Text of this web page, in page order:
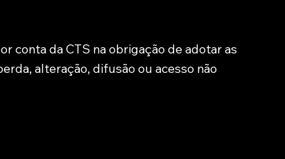
conta da CTS na obrigação de adotar as
alteração, difusão ou acesso não